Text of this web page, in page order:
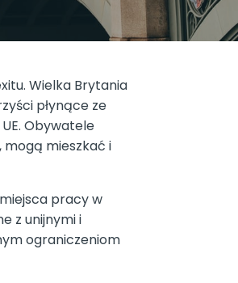
Wielka Brytania
płynące ze
Obywatele
mogą mieszkać i
pracy w
z unijnymi i
ograniczeniom